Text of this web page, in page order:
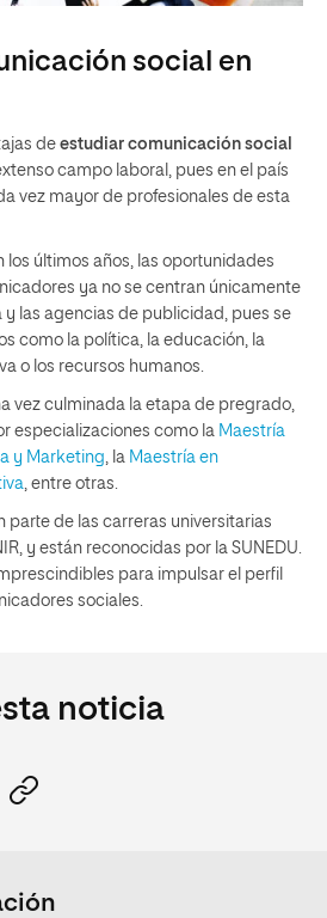
social en
de estudiar comunicación social
campo laboral, pues en el país
vez mayor de profesionales de esta
los últimos años, las oportunidades
ya no se centran únicamente
y las agencias de publicidad, pues se
como la política, la educación, la
o los recursos humanos.
vez culminada la etapa de pregrado,
especializaciones como la Maestría
y Marketing , la Maestría en
, entre otras.
parte de las carreras universitarias
y están reconocidas por la SUNEDU.
para impulsar el perfil
sociales.
noticia